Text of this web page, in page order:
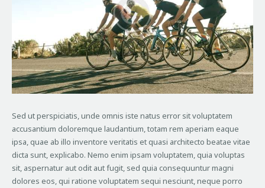
Sed ut perspiciatis, unde omnis iste natus error sit voluptatem
accusantium doloremque laudantium, totam rem aperiam eaque
ipsa, quae ab illo inventore veritatis et quasi architecto beatae vitae
dicta sunt, explicabo. Nemo enim ipsam voluptatem, quia voluptas
sit, aspernatur aut odit aut fugit, sed quia consequuntur magni
dolores eos, qui ratione voluptatem sequi nesciunt, neque porro